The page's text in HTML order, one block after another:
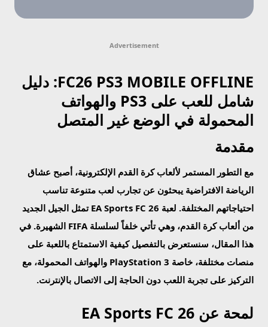
Advertisement
FC26 PS3 MOBILE OFFLINE: دليل
شامل للعب على PS3 والهواتف
المحمولة في الوضع غير المتصل
مقدمة
مع التطور المستمر لألعاب كرة القدم الإلكترونية، أصبح عشاق
الرياضة الافتراضية يبحثون عن تجارب لعب متنوعة تناسب
احتياجاتهم المختلفة. لعبة EA Sports FC 26 تمثل الجيل الجديد
من ألعاب كرة القدم، وهي تأتي خلفاً لسلسلة FIFA الشهيرة. في
هذا المقال، سنستعرض بالتفصيل كيفية الاستمتاع باللعبة على
منصات مختلفة، خاصة PlayStation 3 والهواتف المحمولة، مع
التركيز على تجربة اللعب دون الحاجة إلى الاتصال بالإنترنت.
لمحة عن EA Sports FC 26